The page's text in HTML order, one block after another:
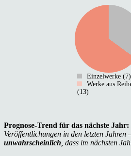
Einzelwerke (7)
Werke aus
(13)
Prognose-Trend für das nächste Jahr:
Veröffentlichungen in den letzten Jahren
unwahrscheinlich , dass im nächsten